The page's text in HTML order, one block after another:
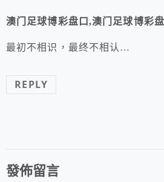
澳门足球博彩盘口,澳门足球博彩
最初不相识，最终不相认…
REPLY
發佈留言